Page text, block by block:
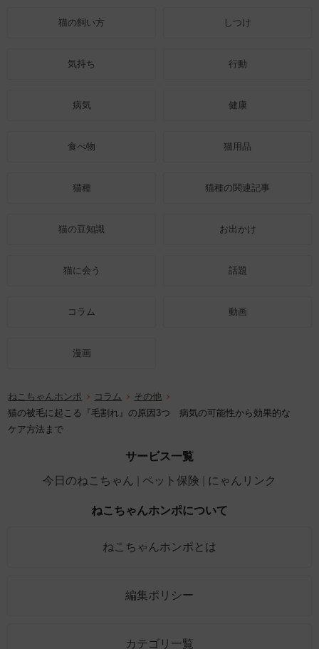
猫の飼い方 しつけ
気持ち 行動
病気 健康
食べ物 猫用品
猫種 猫種の関連記事
猫の豆知識 お出かけ
猫に会う 話題
コラム 動画
漫画
ねこちゃんホンポ コラム
その他
猫の被毛に起こる『毛割れ』の原因3つ 病気の可能性から効果的な
ケア方法まで
サービス一覧
今日のねこちゃん
ペット保険 にゃんリンク
ねこちゃんホンポについて
ねこちゃんホンポとは
編集ポリシー
カテゴリ一覧